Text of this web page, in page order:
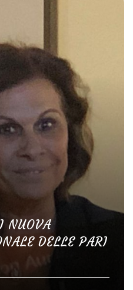
NUOVA
DELLE PARI